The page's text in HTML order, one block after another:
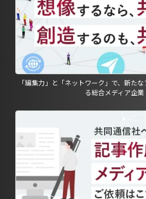
「編集力」と「ネットワーク」で、新た
る総合メディア企業